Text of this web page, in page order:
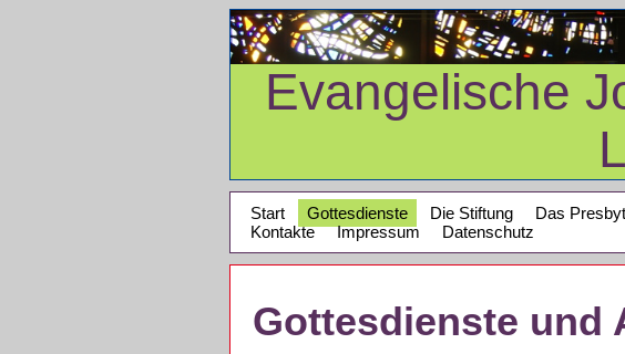
Evangelische
Start Gottesdienste Die Stiftung Das
Kontakte
Impressum Datenschutz
Gottesdienste und